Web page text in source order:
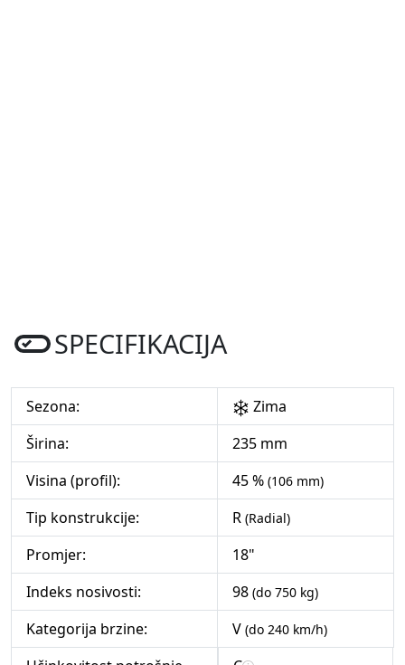
SPECIFIKACIJA
Sezona:
Zima
Širina:
235 mm
Visina (profil):
45 % (106 mm)
Tip konstrukcije: R (Radial)
Promjer:
18"
Indeks nosivosti:
98 (do 750 kg)
Kategorija brzine: V (do 240 km/h)